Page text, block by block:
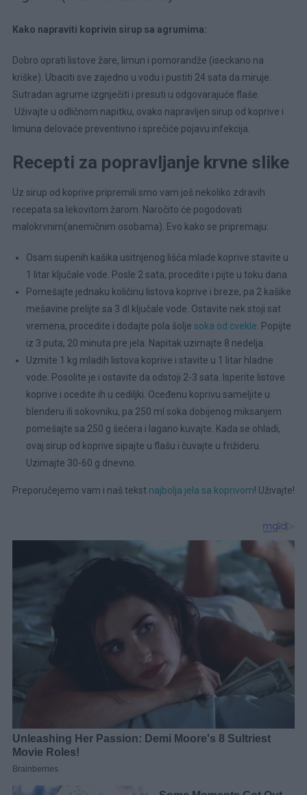
Kako napraviti koprivin sirup sa agrumima:
Dobro oprati listove žare, limun i pomorandže (iseckano na
kriške). Ubaciti sve zajedno u vodu i pustiti 24 sata da miruje.
Sutradan agrume izgnječiti i presuti u odgovarajuće flaše.
Uživajte u odličnom napitku, ovako napravljen sirup od koprive i
limuna delovaće preventivno i sprečiće pojavu infekcija.
Recepti za popravljanje krvne slike
Uz sirup od koprive pripremili smo vam još nekoliko zdravih
recepata sa lekovitom žarom. Naročito će pogodovati
malokrvnim(anemičnim osobama). Evo kako se pripremaju:
Osam supenih kašika usitnjenog lišća mlade koprive stavite u
1 litar ključale vode. Posle 2 sata, procedite i pijte u toku dana.
Pomešajte jednaku količinu listova koprive i breze, pa 2 kašike
mešavine prelijte sa 3 dl ključale vode. Ostavite nek stoji sat
vremena, procedite i dodajte pola šolje soka od cvekle . Popijte
iz 3 puta, 20 minuta pre jela. Napitak uzimajte 8 nedelja.
Uzmite 1 kg mladih listova koprive i stavite u 1 litar hladne
vode. Posolite je i ostavite da odstoji 2-3 sata. Isperite listove
koprive i ocedite ih u cediljki. Oceđenu koprivu sameljite u
blenderu ili sokovniku, pa 250 ml soka dobijenog miksanjem
pomešajte sa 250 g šećera i lagano kuvajte. Kada se ohladi,
ovaj sirup od koprive sipajte u flašu i čuvajte u frižideru.
Uzimajte 30-60 g dnevno.
Preporučejemo vam i naš tekst najbolja jela sa koprivom! Uživajte!